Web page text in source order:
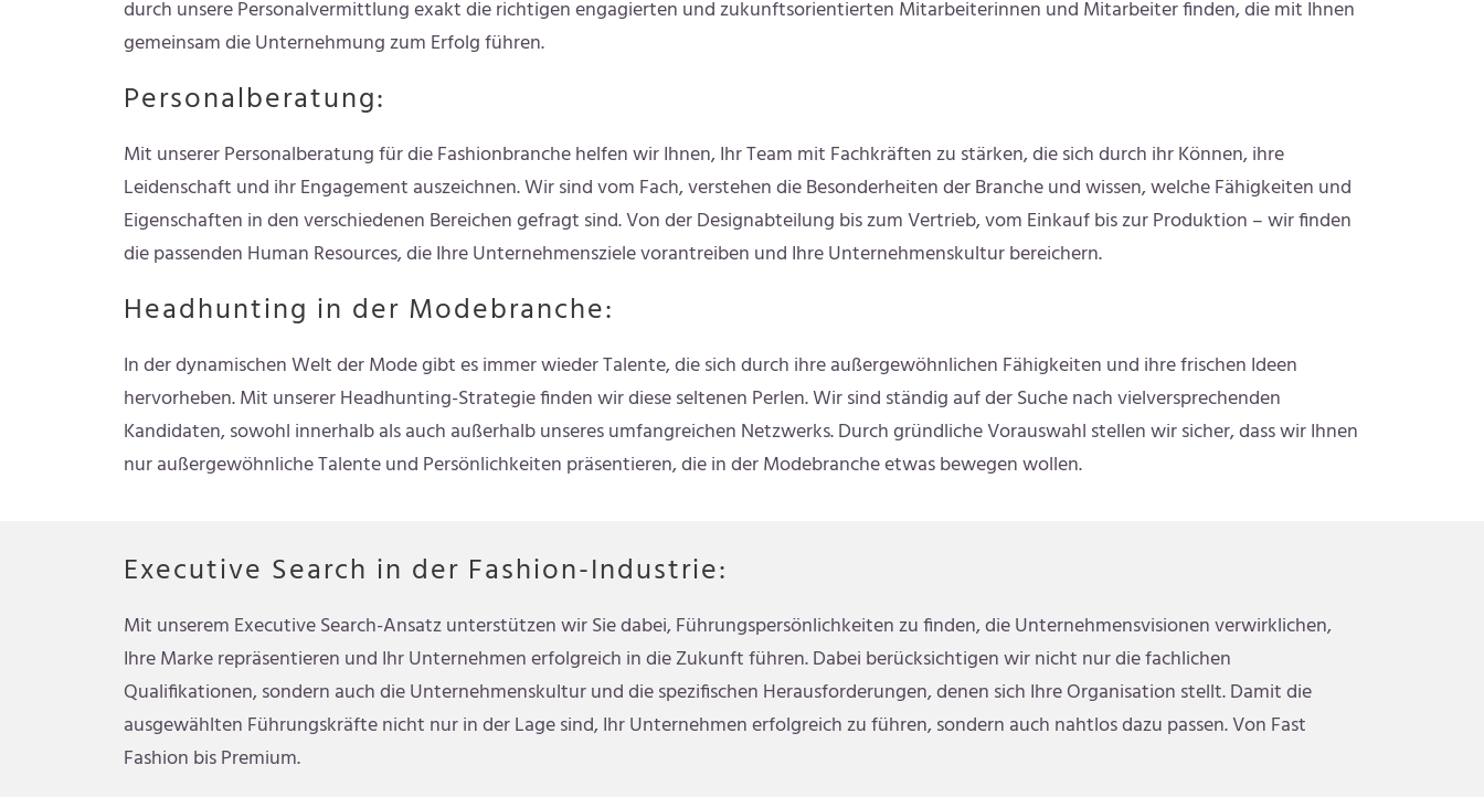
durch unsere Personalvermittlung exakt die richtigen engagierten und zukunftsorientierten Mitarbeiterinnen und Mitarbeiter finden, die mit Ihnen
gemeinsam die Unternehmung zum Erfolg führen.
Personalberatung:
Mit unserer Personalberatung für die Fashionbranche helfen wir Ihnen, Ihr Team mit Fachkräften zu stärken, die sich durch ihr Können, ihre
Leidenschaft und ihr Engagement auszeichnen. Wir sind vom Fach, verstehen die Besonderheiten der Branche und wissen, welche Fähigkeiten und
Eigenschaften in den verschiedenen Bereichen gefragt sind. Von der Designabteilung bis zum Vertrieb, vom Einkauf bis zur Produktion – wir finden
die passenden Human Resources, die Ihre Unternehmensziele vorantreiben und Ihre Unternehmenskultur bereichern.
Headhunting in der Modebranche:
In der dynamischen Welt der Mode gibt es immer wieder Talente, die sich durch ihre außergewöhnlichen Fähigkeiten und ihre frischen Ideen
hervorheben. Mit unserer Headhunting-Strategie finden wir diese seltenen Perlen. Wir sind ständig auf der Suche nach vielversprechenden
Kandidaten, sowohl innerhalb als auch außerhalb unseres umfangreichen Netzwerks. Durch gründliche Vorauswahl stellen wir sicher, dass wir Ihnen
nur außergewöhnliche Talente und Persönlichkeiten präsentieren, die in der Modebranche etwas bewegen wollen.
Executive Search in der Fashion-Industrie:
Mit unserem Executive Search-Ansatz unterstützen wir Sie dabei, Führungspersönlichkeiten zu finden, die Unternehmensvisionen verwirklichen,
Ihre Marke repräsentieren und Ihr Unternehmen erfolgreich in die Zukunft führen. Dabei berücksichtigen wir nicht nur die fachlichen
Qualifikationen, sondern auch die Unternehmenskultur und die spezifischen Herausforderungen, denen sich Ihre Organisation stellt. Damit die
ausgewählten Führungskräfte nicht nur in der Lage sind, Ihr Unternehmen erfolgreich zu führen, sondern auch nahtlos dazu passen. Von Fast
Fashion bis Premium.